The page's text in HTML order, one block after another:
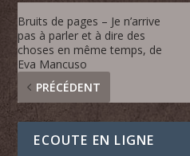
Bruits de pages – Je n’arrive
pas à parler et à dire des
choses en même temps, de
Eva Mancuso
PRÉCÉDENT
ECOUTE EN LIGNE